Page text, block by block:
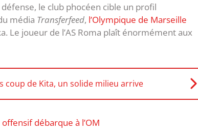
le club phocéen cible un profil
média Transferfeed, l’Olympique de Marseille
Le joueur de l’AS Roma plaît énormément aux
coup de Kita, un solide milieu arrive
débarque à l’OM